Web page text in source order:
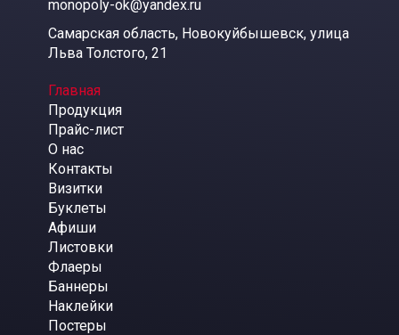
monopoly-ok@yandex.ru
Самарская область, Новокуйбышевск, улица
Льва Толстого, 21
Главная
Продукция
Прайс-лист
О нас
Контакты
Визитки
Буклеты
Афиши
Листовки
Флаеры
Баннеры
Наклейки
Постеры